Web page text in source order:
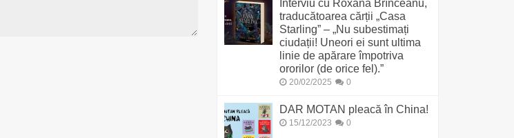
Interviu cu Roxana Brînceanu,
traducătoarea cărții „Casa
Starling” – „Nu subestimați
ciudații! Uneori ei sunt ultima
linie de apărare împotriva
ororilor (de orice fel).”
20/02/2025 0
DAR MOTAN pleacă în China!
15/12/2023 0